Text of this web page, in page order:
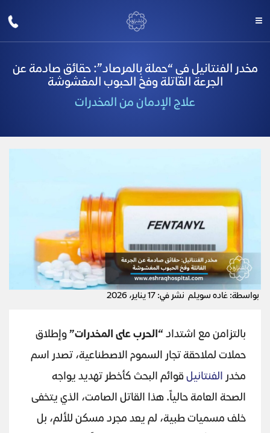
مخدر الفنتانيل في “حملة بالمرصاد”: حقائق صادمة عن
الجرعة القاتلة وفخ الحبوب المغشوشة
علاج الإدمان من المخدرات
بواسطة: غاده سويلم نشر في: 17 يناير، 2026
بالتزامن مع اشتداد “الحرب على المخدرات”وإطلاق
حملات لملاحقة تجار السموم الاصطناعية، تصدر اسم
مخدر الفنتانيلقوائم البحث كأخطر تهديد يواجه
الصحة العامة حالياً. هذا القاتل الصامت، الذي يتخفى
خلف مسميات طبية، لم يعد مجرد مسكن للألم، بل